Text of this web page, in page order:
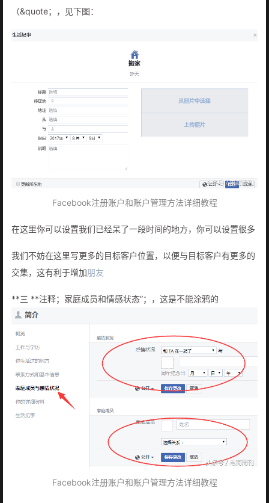
（&quote；，见下图：
Facebook注册账户和账户管理方法详细教程
在这里你可以设置我们已经呆了一段时间的地方，你可以设置很多
我们不妨在这里写更多的目标客户位置，以便与目标客户有更多的
交集，这有利于增加朋友
**三 **注释；家庭成员和情感状态”；，这是不能涂鸦的
Facebook注册账户和账户管理方法详细教程